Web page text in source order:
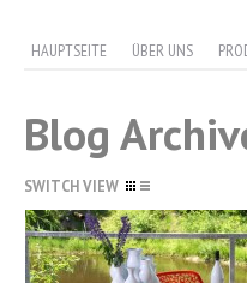
HAUPTSEITE ÜBER UNS
Blog
SWITCH VIEW